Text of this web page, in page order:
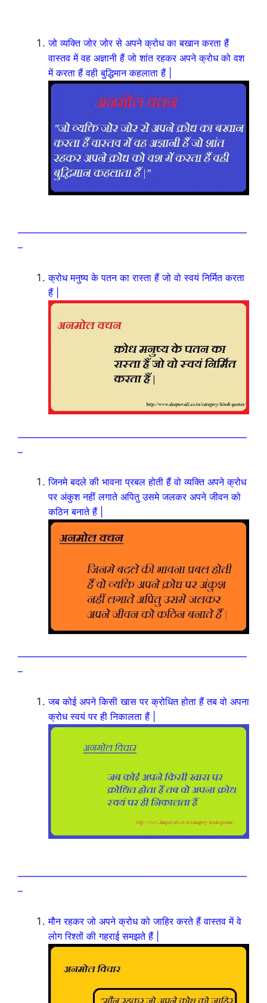
जो व्यक्ति जोर जोर से अपने क्रोध का बखान करता हैं
वास्तव में वह अज्ञानी हैं जो शांत रहकर अपने क्रोध को वश
में करता हैं वही बुद्धिमान कहलाता हैं |
————————————————————————
–
क्रोध मनुष्य के पतन का रास्ता हैं जो वो स्वयं निर्मित करता
हैं |
————————————————————————
–
जिनमे बदले की भावना प्रबल होती हैं वो व्यक्ति अपने क्रोध
पर अंकुश नहीं लगाते अपितु उसमे जलकर अपने जीवन को
कठिन बनाते हैं |
————————————————————————
–
जब कोई अपने किसी खास पर क्रोधित होता हैं तब वो अपना
क्रोध स्वयं पर ही निकालता हैं |
————————————————————————
–
मौन रहकर जो अपने क्रोध को जाहिर करते हैं वास्तव में वे
लोग रिश्तों की गहराई समझते हैं |